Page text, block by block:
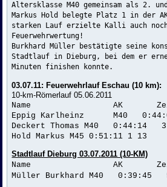
Altersklasse M40 gemeinsam als 2.
Markus Hold belegte Platz 1 in der
starken Lauf erzielte Kalli auch
Feuerwehrwertung!
Burkhard Müller bestätigte seine
Stadtlauf in Dieburg, bei dem er
Minuten finishen konnte.
03.07.11: Feuerwehrlauf Eschau (10 km):
10-km-Römerlauf 05.06.2011
Name AK Zeit
Eppig Karlheinz M40
Deckert Thomas
M40 0:44:14 3
Hold Markus
M45 0:51:11 1 13
Stadtlauf Dieburg 03.07.2011 (10-KM)
Name AK Zeit
Müller Burkhard
M40